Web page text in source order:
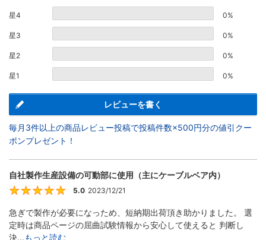
星4 0%
星3 0%
星2 0%
星1 0%
レビューを書く
毎月3件以上の商品レビュー投稿で投稿件数×500円分の値引クー
ポンプレゼント！
自社製作生産設備の可動部に使用（主にケーブルベア内）
5.0 2023/12/21
急ぎで製作が必要になっため、短納期出荷頂き助かりました。 選
定時は商品ページの屈曲試験情報から安心して使えると 判断し
決...もっと読む